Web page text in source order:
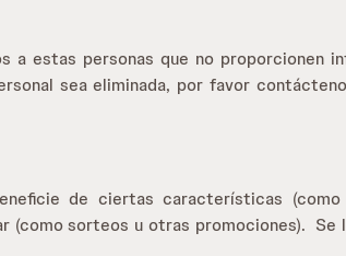
estas personas que no proporcionen
sea eliminada, por favor
de ciertas características
sorteos u otras promociones). Se